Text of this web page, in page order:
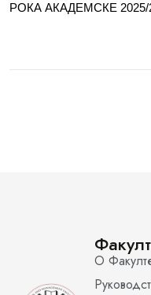
РОКА АКАДЕМСКЕ 2025/
О